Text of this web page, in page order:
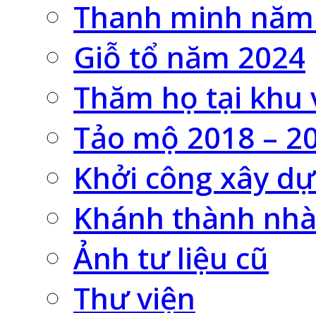
Thanh minh
Giỗ tổ năm 2024
Thăm họ tại khu
Tảo mộ 2018 –
Khởi công xây
Khánh thành
Ảnh tư liệu cũ
Thư viện